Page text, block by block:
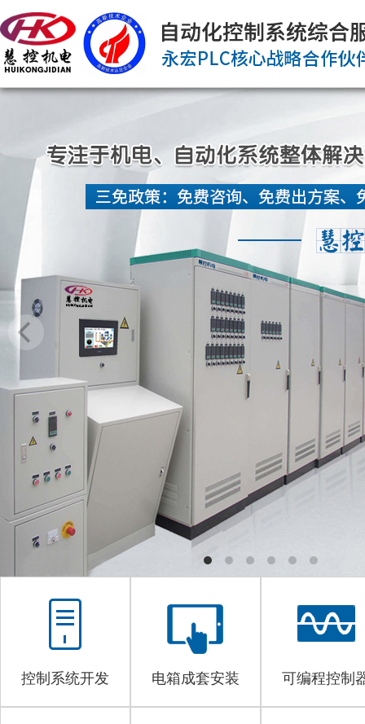
控制系统开发 电箱成套安装 可编程控制